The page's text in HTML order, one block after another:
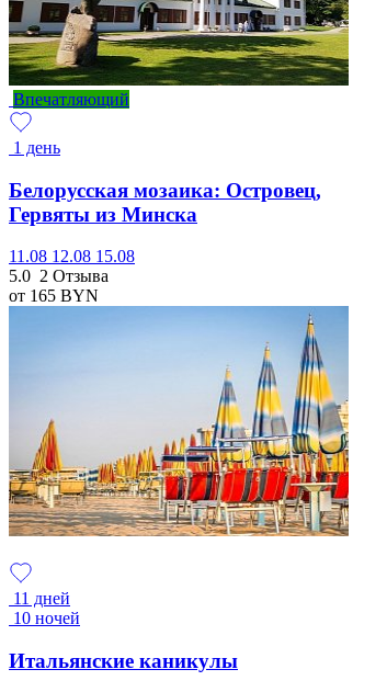
Впечатляющий
1 день
Белорусская мозаика: Островец,
Гервяты из Минска
11.08 12.08 15.08
5.0 2 Отзыва
от 165 BYN
11 дней
10 ночей
Итальянские каникулы